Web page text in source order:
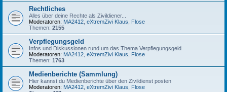
Rechtliches
Alles über deine Rechte als Zivildiener...
Moderatoren: MA2412 eXtremZivi Klaus
Flose
Themen: 2155
Verpflegungsgeld
Infos und Diskussionen rund um das Thema Verpflegungsgeld
Moderatoren: MA2412 eXtremZivi Klaus
Flose
Themen: 1763
Medienberichte (Sammlung)
Hier kannst du Medienberichte über den Zivildienst posten
Moderatoren: MA2412 eXtremZivi Klaus
Flose